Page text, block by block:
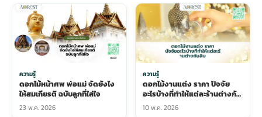
ความรู้
ดอกไม้หน้าศพ พ่อแม่ จัดยังไง
ให้สมเกียรติ ฉบับลูกที่ใส่ใจ
23 พ.ค. 2026
ความรู้
ดอกไม้งานแต่ง ราคา ปัจจัย
อะไรบ้างที่ทำให้แต่ละร้านต่างกัน
ลิบ
10 พ.ค. 2026